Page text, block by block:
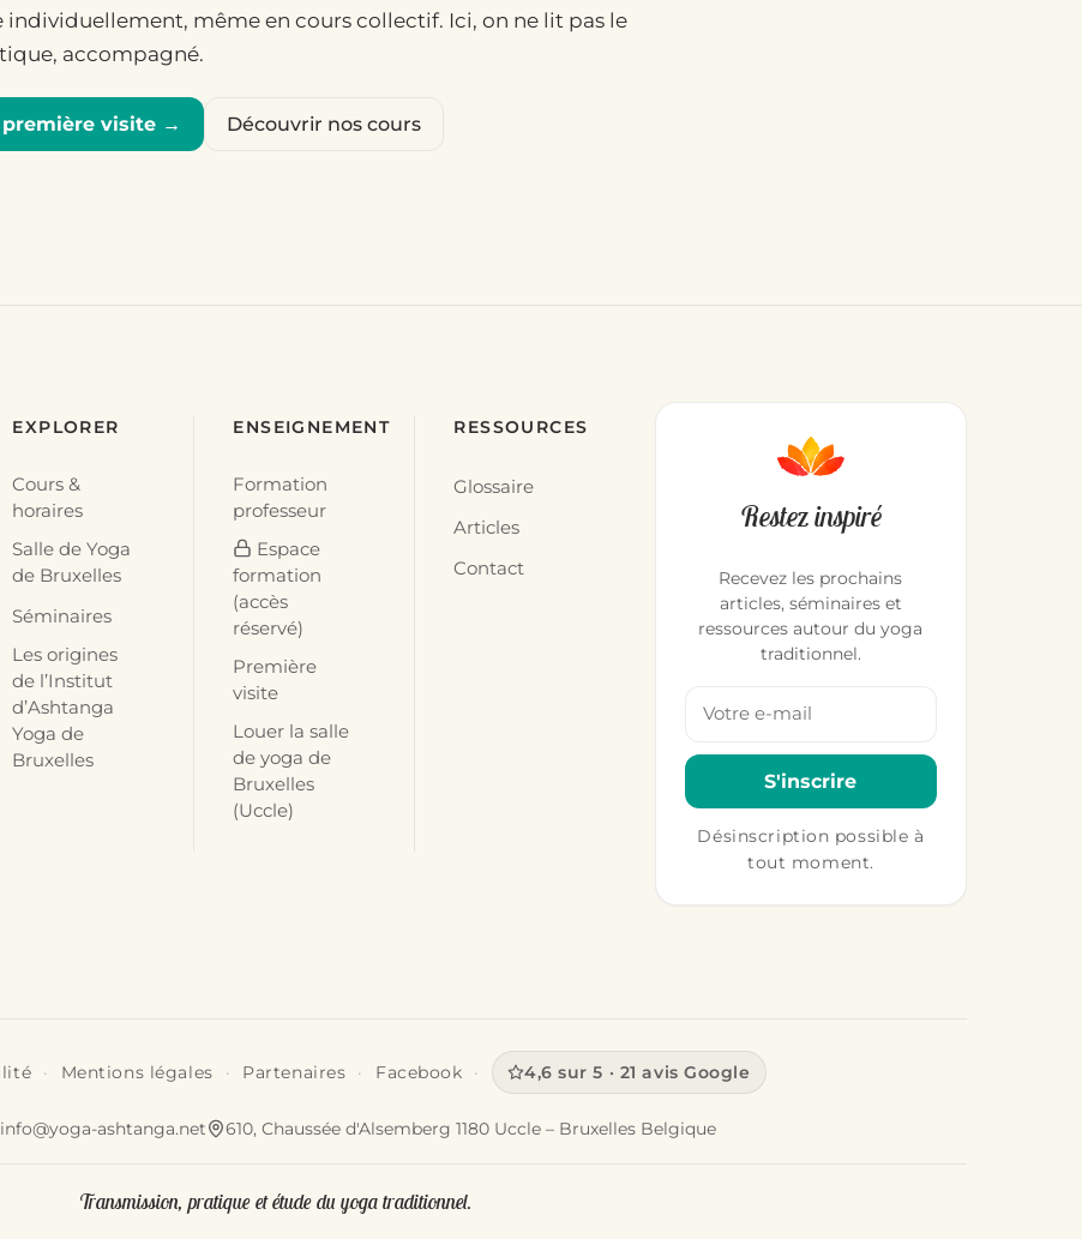
individuellement, même en cours collectif. Ici, on ne lit pas le
accompagné.
visite → Découvrir nos cours
EXPLORER
Cours &
horaires
Salle de Yoga
de Bruxelles
Séminaires
Les origines
de l’Institut
d’Ashtanga
Yoga de
Bruxelles
ENSEIGNEMENT
Formation
professeur
Espace
formation
(accès
réservé)
Première
visite
Louer la salle
de yoga de
Bruxelles
(Uccle)
RESSOURCES
Glossaire
Articles
Contact
Restez inspiré
Recevez les prochains
articles, séminaires et
ressources autour du yoga
traditionnel.
S'inscrire
Désinscription possible à
tout moment.
Mentions légales Partenaires Facebook 4,6 sur 5 · 21 avis Google
info@yoga-ashtanga.net 610, Chaussée d'Alsemberg 1180 Uccle – Bruxelles Belgique
Transmission, pratique et étude du yoga traditionnel.